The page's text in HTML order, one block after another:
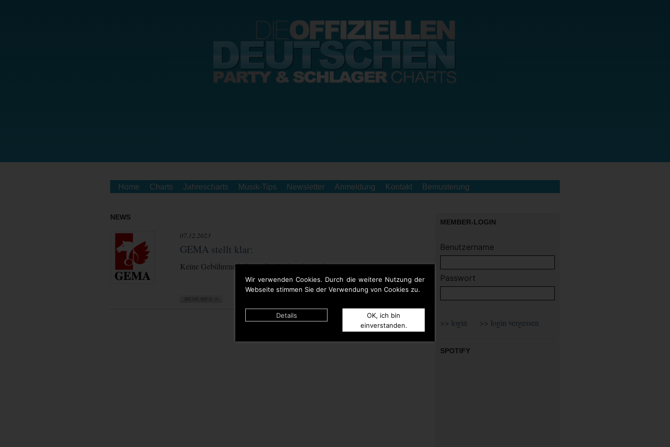
Wir verwenden Cookies. Durch die weitere Nutzung der
Webseite stimmen Sie der Verwendung von Cookies zu.
Details
OK, ich bin
einverstanden.
Home Charts Jahrescharts Musik-Tips Newsletter Anmeldung Kontakt Bemusterung
NEWS
07.12.2023
GEMA stellt klar:
Keine Gebührenerhöhung für Weihnachtsmärkte
MEMBER-LOGIN
Benutzername
Passwort
SPOTIFY